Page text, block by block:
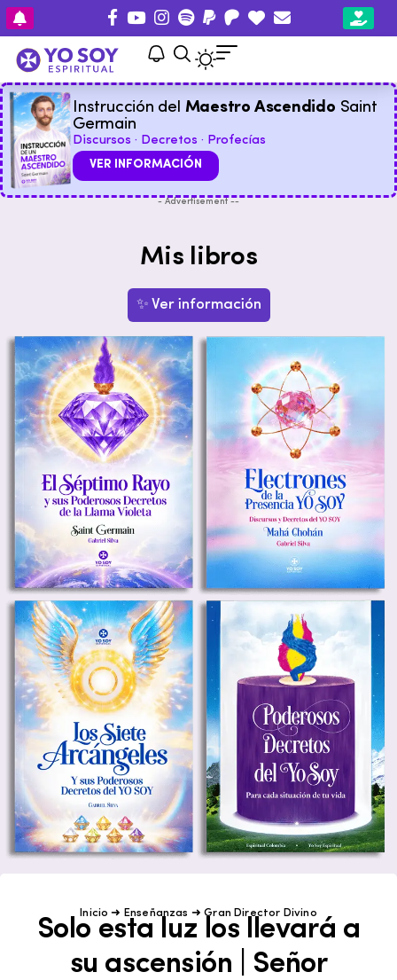
Instrucción del Maestro Ascendido Saint
Germain
Discursos · Decretos · Profecías
VER INFORMACIÓN
- Advertisement --
Mis libros
✨ Ver información
Inicio ➜ Enseñanzas ➜Gran Director Divino
Solo esta luz los llevará a
su ascensión | Señor